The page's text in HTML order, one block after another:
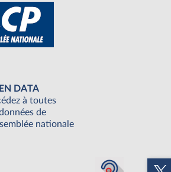
DATA
à toutes
de
nationale